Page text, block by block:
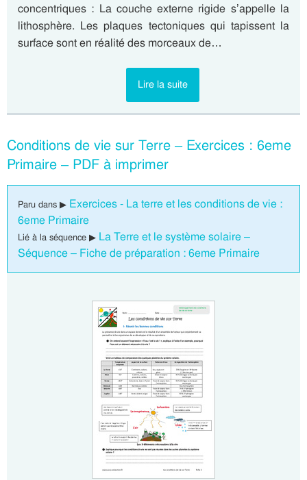
concentriques : La couche externe rigide s’appelle la
lithosphère. Les plaques tectoniques qui tapissent la
surface sont en réalité des morceaux de…
Lire la suite
Conditions de vie sur Terre – Exercices : 6eme
Primaire – PDF à imprimer
Paru dans ▶ Exercices - La terre et les conditions de vie :
6eme Primaire
Lié à la séquence ▶ La Terre et le système solaire –
Séquence – Fiche de préparation : 6eme Primaire